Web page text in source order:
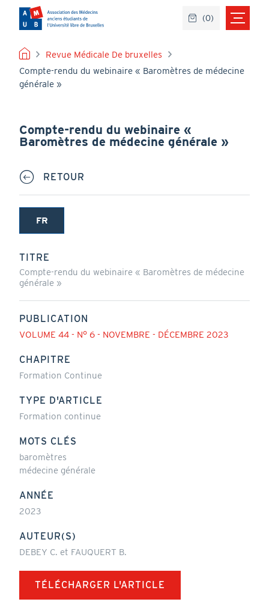
contenu
principal
FIL
D'ARIANE
Revue Médicale De bruxelles
Compte-rendu du webinaire « Baromètres de médecine
générale »
Compte-rendu du webinaire «
Baromètres de médecine générale »
RETOUR
FR
(onglet
TITRE
Compte-rendu du webinaire « Baromètres de médecine
générale »
PUBLICATION
VOLUME 44 - N° 6 - NOVEMBRE - DÉCEMBRE 2023
CHAPITRE
Formation Continue
TYPE D'ARTICLE
Formation continue
MOTS CLÉS
baromètres
médecine générale
ANNÉE
2023
AUTEUR(S)
DEBEY C. et FAUQUERT B.
TÉLÉCHARGER L'ARTICLE
(0)